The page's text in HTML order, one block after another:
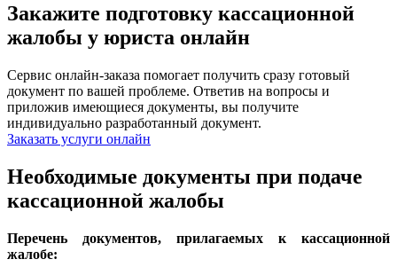
Закажите подготовку кассационной
жалобы у юриста онлайн
Сервис онлайн-заказа помогает получить сразу готовый
документ по вашей проблеме. Ответив на вопросы и
приложив имеющиеся документы, вы получите
индивидуально разработанный документ.
Заказать услуги онлайн
Необходимые документы при подаче
кассационной жалобы
Перечень документов, прилагаемых к кассационной
жалобе: